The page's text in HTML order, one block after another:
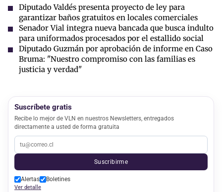
Diputado Valdés presenta proyecto de ley para
garantizar baños gratuitos en locales comerciales
Senador Vial integra nueva bancada que busca indulto
para uniformados procesados por el estallido social
Diputado Guzmán por aprobación de informe en Caso
Bruma: "Nuestro compromiso con las familias es
justicia y verdad"
Suscríbete gratis
Recibe lo mejor de VLN en nuestros Newsletters, entregados
directamente a usted de forma gratuita
Suscribirme
Alertas Boletines
Ver detalle